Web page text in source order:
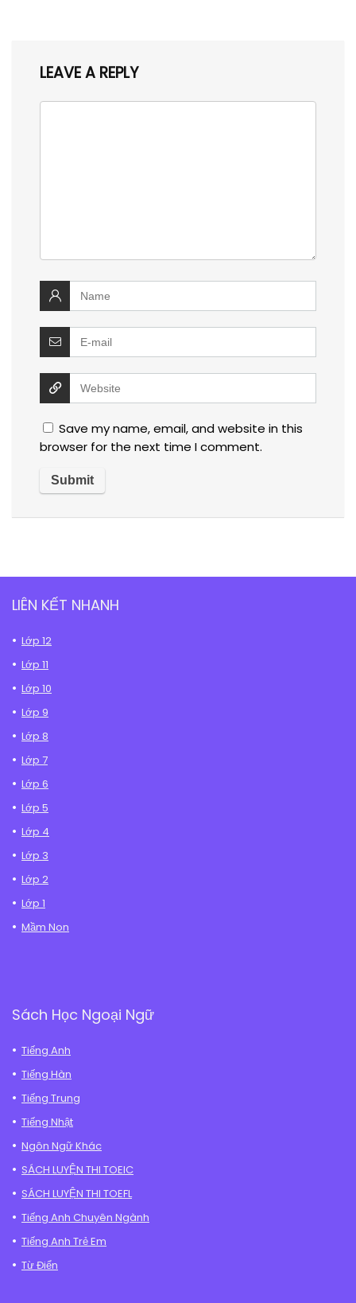
LEAVE A REPLY
Save my name, email, and website in this
browser for the next time I comment.
LIÊN KẾT NHANH
Lớp 12
Lớp 11
Lớp 10
Lớp 9
Lớp 8
Lớp 7
Lớp 6
Lớp 5
Lớp 4
Lớp 3
Lớp 2
Lớp 1
Mầm Non
Sách Học Ngoại Ngữ
Tiếng Anh
Tiếng Hàn
Tiếng Trung
Tiếng Nhật
Ngôn Ngữ Khác
SÁCH LUYỆN THI TOEIC
SÁCH LUYỆN THI TOEFL
Tiếng Anh Chuyên Ngành
Tiếng Anh Trẻ Em
Từ Điển